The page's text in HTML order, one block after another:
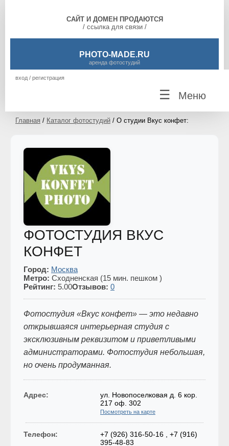
САЙТ И ДОМЕН ПРОДАЮТСЯ
/ ссылка для связи /
PHOTO-MADE.RU
аренда фотостудий
вход / регистрация
☰ Меню
Главная / Каталог фотостудий / О студии Вкус конфет:
ФОТОСТУДИЯ ВКУС
КОНФЕТ
Город: Москва
Метро: Сходненская (15 мин. пешком )
Рейтинг: 5.00Отзывов: 0
Фотостудия «Вкус конфет» — это недавно
открывшаяся интерьерная студия с
эксклюзивным реквизитом и приветливыми
администраторами. Фотостудия небольшая,
но очень продуманная.
Адрес:
ул. Новопоселковая д. 6 кор.
217 оф. 302
Посмотреть на карте
Телефон:
+7 (926) 316-50-16 , +7 (916)
395-48-83